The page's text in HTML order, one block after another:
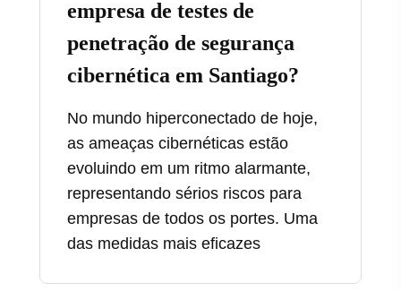
empresa de testes de
penetração de segurança
cibernética em Santiago?
No mundo hiperconectado de hoje,
as ameaças cibernéticas estão
evoluindo em um ritmo alarmante,
representando sérios riscos para
empresas de todos os portes. Uma
das medidas mais eficazes